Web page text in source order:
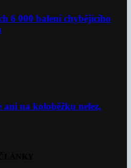
6 000 balení chybějícího
ani na koloběžku nelez,